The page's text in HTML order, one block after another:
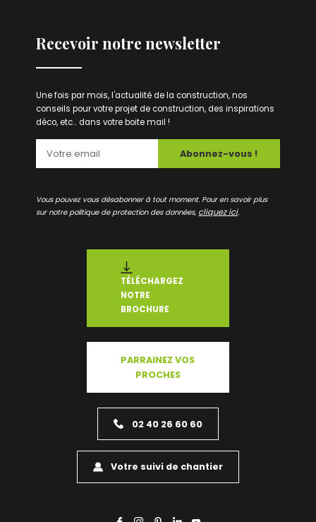
Recevoir notre newsletter
Une fois par mois, l'actualité de la construction, nos
conseils pour votre projet de construction, des inspirations
déco, etc... dans votre boite mail !
Abonnez-vous !
Vous pouvez vous désabonner à tout moment. Pour en savoir plus
sur notre politique de protection des données, cliquez ici.
TÉLÉCHARGEZ
NOTRE
BROCHURE
PARRAINEZ VOS
PROCHES
02 40 26 60 60
Votre suivi de chantier